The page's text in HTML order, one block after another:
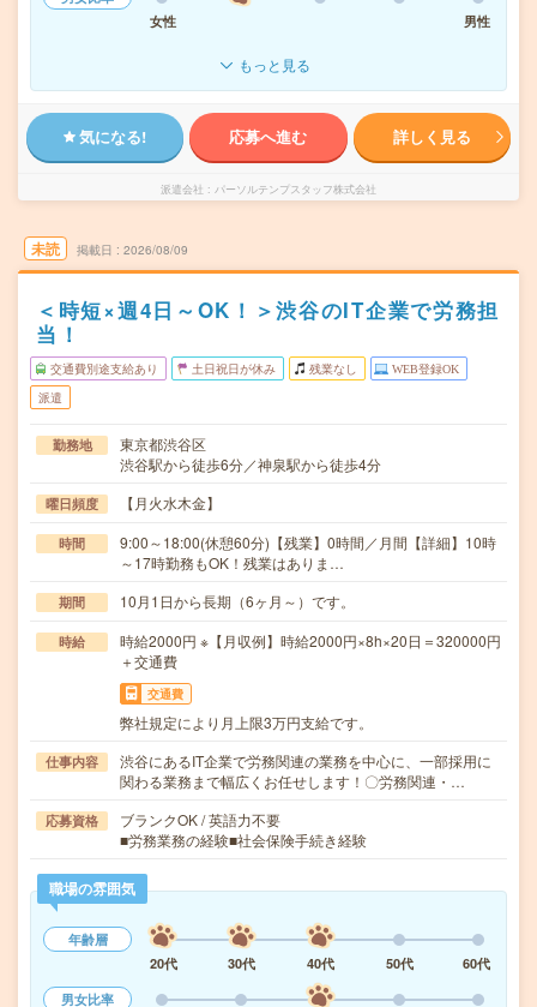
女性
男性
もっと見る
気になる! 応募へ進む 詳しく見る
派遣会社 パーソルテンプスタッフ株式会社
未読 掲載日 2026/08/09
＜時短×週4日～OK！＞渋谷のIT企業で労務担
当！
交通費別途支給あり 土日祝日が休み 残業なし WEB登録OK
派遣
勤務地
東京都渋谷区
渋谷駅から徒歩6分／神泉駅から徒歩4分
曜日頻度 【月火水木金】
時間
9:00～18:00(休憩60分)【残業】0時間／月間【詳細】10時
～17時勤務もOK！残業はありま…
期間 10月1日から長期（6ヶ月～）です。
時給
時給2000円 ※【月収例】時給2000円×8h×20日＝320000円
＋交通費
交通費
弊社規定により月上限3万円支給です。
仕事内容
渋谷にあるIT企業で労務関連の業務を中心に、一部採用に
関わる業務まで幅広くお任せします！〇労務関連・…
応募資格
ブランクOK / 英語力不要
■労務業務の経験■社会保険手続き経験
職場の雰囲気
年齢層
20代
30代 40代 50代
60代
男女比率